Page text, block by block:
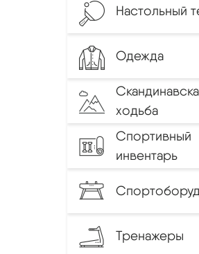
Настольный
Одежда
ходьба
Спортивный
инвентарь
Тренажеры